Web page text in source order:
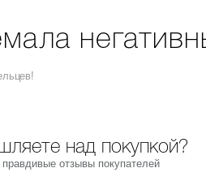
над покупкой?
правдивые отзывы покупателей